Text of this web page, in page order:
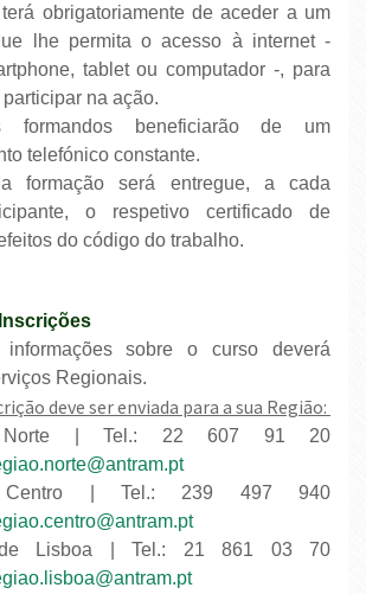
obrigatoriamente de aceder a um
lhe permita o acesso à internet -
tablet ou computador -, para
na ação.
beneficiarão de um
telefónico constante.
formação será entregue, a cada
o respetivo certificado de
do código do trabalho.
sobre o curso deverá
Regionais.
deve ser enviada para a sua Região:
Norte | Tel.: 22 607 91 20
Centro | Tel.: 239 497 940
de Lisboa | Tel.: 21 861 03 70